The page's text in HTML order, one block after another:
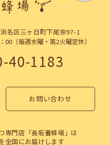
名区三ヶ日町下尾奈97-1
00（毎週水曜・第2火曜定休）
40-1183
お問い合わせ
専門店「長坂養蜂場」は
全国にお届けします